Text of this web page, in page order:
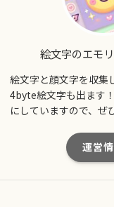
絵文字のエモ
絵文字と顔文字を収集
4byte絵文字も出ます
にしていますので、ぜ
運営